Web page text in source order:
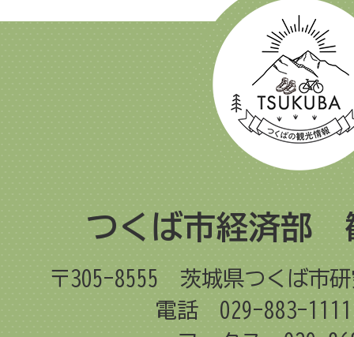
つくば市経済部
〒305-8555
茨城県つくば市
電話 029-883-1111